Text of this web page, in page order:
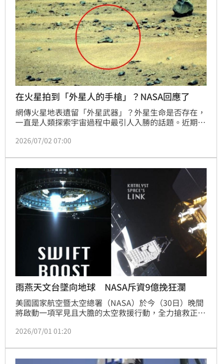
在火星拍到「外星人的手槍」？NASA回應了
網傳火星地表遺留「外星武器」？外星生命是否存在，
一直是人類探索宇宙過程中最引人入勝的話題。近期，
探測車「機遇號」（Opportunity）於2014年所拍攝的
現了一把疑似「外星槍枝」的物體，甚至衍生出美國官
方刻意隱瞞外星科技的陰謀論。不過，針對這類奇特岩
石引發的聯想，多數網友並不買單，科學界也傾向以
2026/07/02 07:00
雨燕天文台墜向地球 NASA斥資9億挽狂瀾
美國國家航空暨太空總署（NASA）於今（30日）晚間
將啟動一項罕見且大膽的太空救援行動，全力搶救正朝
Observatory）」，若不介入處理，預計會在大氣層中
2026/07/01 01:20